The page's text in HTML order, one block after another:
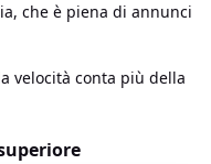
che è piena di annunci
velocità conta più della